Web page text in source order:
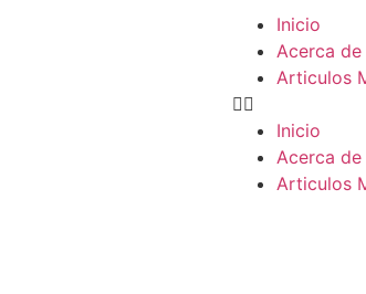
Inicio
Acerca
Articulos
Inicio
Acerca
Articulos